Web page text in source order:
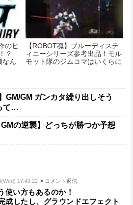
のヒ
？
なん
【ROBOT魂】ブルーディステ
ィニーシリーズ参考出品！モル
モット隊のジムコマはいくらに
GM/GM ガンカタ繰り出しそう
て…
GMの逆襲】どっちが勝つか予想
17:49:22 ▼コメント返信
使い方もあるのか！
成したし、グラウンドエフェクト